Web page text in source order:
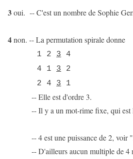
3oui. -- C'est un nombre de Sophie
4non. -- La permutation spirale donne
1 2 3 4
4 1 3 2
2 4 3 1
-- Elle est d'ordre 3.
-- Il y a un mot-rime fixe, qui est
-- 4 est une puissance de 2, voir "
-- D'ailleurs aucun multiple de 4